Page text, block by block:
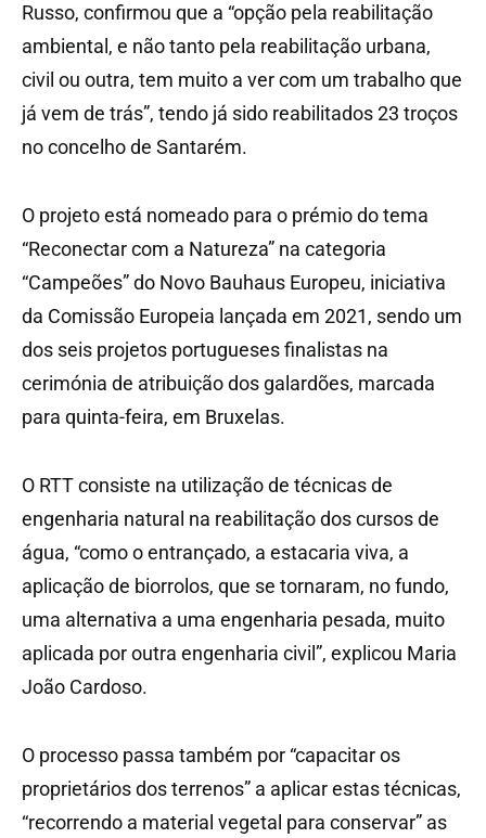
Russo, confirmou que a “opção pela reabilitação
ambiental, e não tanto pela reabilitação urbana,
civil ou outra, tem muito a ver com um trabalho que
já vem de trás”, tendo já sido reabilitados 23 troços
no concelho de Santarém.
O projeto está nomeado para o prémio do tema
“Reconectar com a Natureza” na categoria
“Campeões” do Novo Bauhaus Europeu, iniciativa
da Comissão Europeia lançada em 2021, sendo um
dos seis projetos portugueses finalistas na
cerimónia de atribuição dos galardões, marcada
para quinta-feira, em Bruxelas.
O RTT consiste na utilização de técnicas de
engenharia natural na reabilitação dos cursos de
água, “como o entrançado, a estacaria viva, a
aplicação de biorrolos, que se tornaram, no fundo,
uma alternativa a uma engenharia pesada, muito
aplicada por outra engenharia civil”, explicou Maria
João Cardoso.
O processo passa também por “capacitar os
proprietários dos terrenos” a aplicar estas técnicas,
“recorrendo a material vegetal para conservar” as